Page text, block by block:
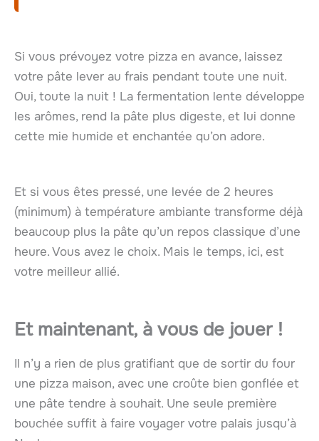
Si vous prévoyez votre pizza en avance, laissez
votre pâte lever au frais pendant toute une nuit.
Oui, toute la nuit ! La fermentation lente développe
les arômes, rend la pâte plus digeste, et lui donne
cette mie humide et enchantée qu’on adore.
Et si vous êtes pressé, une levée de 2 heures
(minimum) à température ambiante transforme déjà
beaucoup plus la pâte qu’un repos classique d’une
heure. Vous avez le choix. Mais le temps, ici, est
votre meilleur allié.
Et maintenant, à vous de jouer !
Il n’y a rien de plus gratifiant que de sortir du four
une pizza maison, avec une croûte bien gonflée et
une pâte tendre à souhait. Une seule première
bouchée suffit à faire voyager votre palais jusqu’à